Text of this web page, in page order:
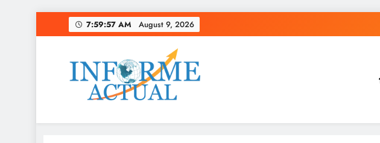
to
7:59:58 AM August 9, 2026
Informe Actual
La actualidad al instante, con veracidad y claridad.